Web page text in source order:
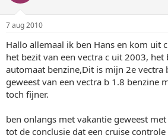
a
r
t
e
r
u
7 aug 2010
Hallo allemaal ik ben Hans en kom uit
het bezit van een vectra c uit 2003, het
automaat benzine,Dit is mijn 2e vectra
geweest van een vectra b 1.8 benzine
toch fijner.
ben onlangs met vakantie geweest
tot de conclusie dat een cruise